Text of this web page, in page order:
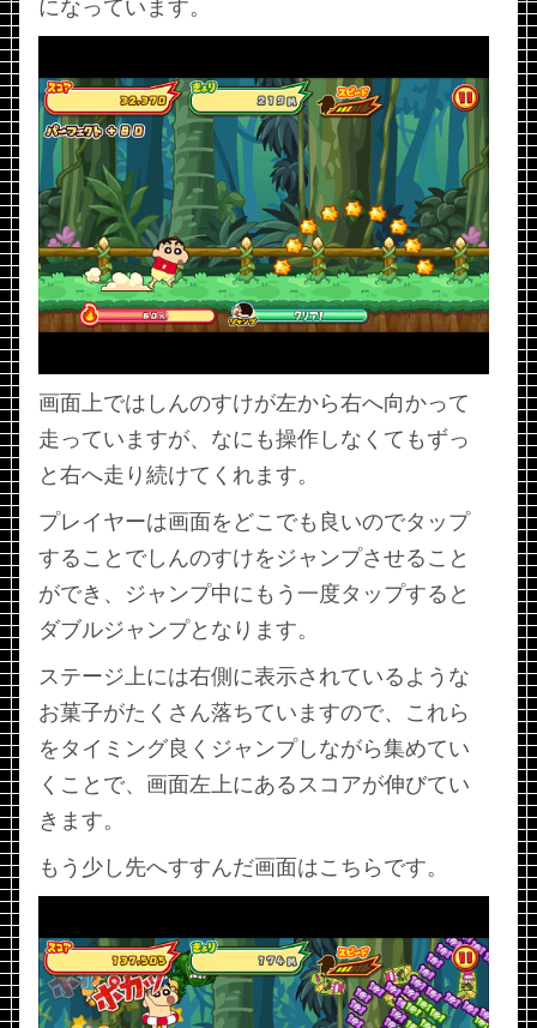
になっています。
画面上ではしんのすけが左から右へ向かって
走っていますが、なにも操作しなくてもずっ
と右へ走り続けてくれます。
プレイヤーは画面をどこでも良いのでタップ
することでしんのすけをジャンプさせること
ができ、ジャンプ中にもう一度タップすると
ダブルジャンプとなります。
ステージ上には右側に表示されているような
お菓子がたくさん落ちていますので、これら
をタイミング良くジャンプしながら集めてい
くことで、画面左上にあるスコアが伸びてい
きます。
もう少し先へすすんだ画面はこちらです。